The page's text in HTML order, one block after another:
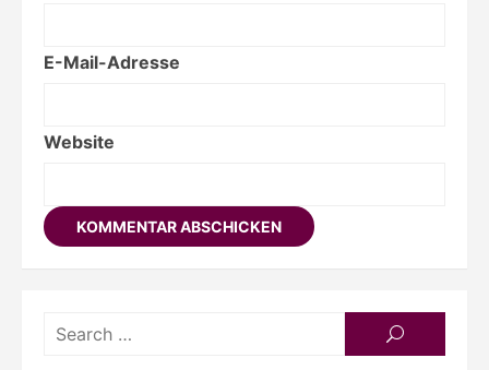
E-Mail-Adresse
Website
SEARCH